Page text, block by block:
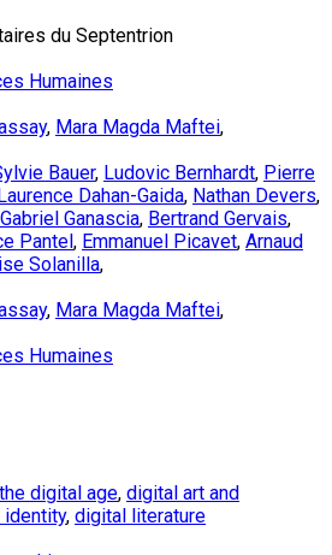
du Septentrion
Humaines
, Mara Magda Maftei,
Bauer, Ludovic Bernhardt, Pierre
Laurence Dahan-Gaida, Nathan Devers,
Ganascia, Bertrand Gervais,
Pantel , Emmanuel Picavet, Arnaud
Solanilla,
, Mara Magda Maftei,
Humaines
digital age, digital art and
, digital literature